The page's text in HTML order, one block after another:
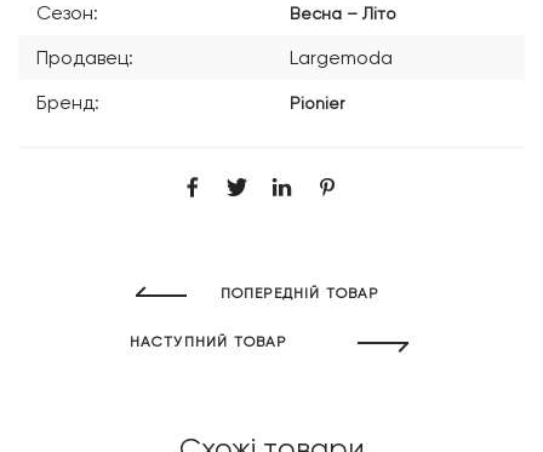
Сезон:
Весна – Літо
Продавец:
Largemoda
Бренд:
Pionier
ПОПЕРЕДНІЙ ТОВАР
НАСТУПНИЙ ТОВАР